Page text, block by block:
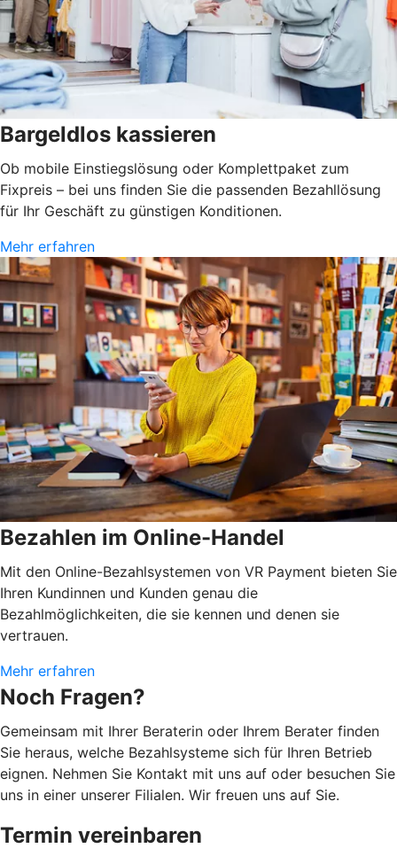
Bargeldlos kassieren
Ob mobile Einstiegslösung oder Komplettpaket zum
Fixpreis – bei uns finden Sie die passenden Bezahllösung
für Ihr Geschäft zu günstigen Konditionen.
Mehr erfahren
Bezahlen im Online-Handel
Mit den Online-Bezahlsystemen von VR Payment bieten Sie
Ihren Kundinnen und Kunden genau die
Bezahlmöglichkeiten, die sie kennen und denen sie
vertrauen.
Mehr erfahren
Noch Fragen?
Gemeinsam mit Ihrer Beraterin oder Ihrem Berater finden
Sie heraus, welche Bezahlsysteme sich für Ihren Betrieb
eignen. Nehmen Sie Kontakt mit uns auf oder besuchen Sie
uns in einer unserer Filialen. Wir freuen uns auf Sie.
Termin vereinbaren